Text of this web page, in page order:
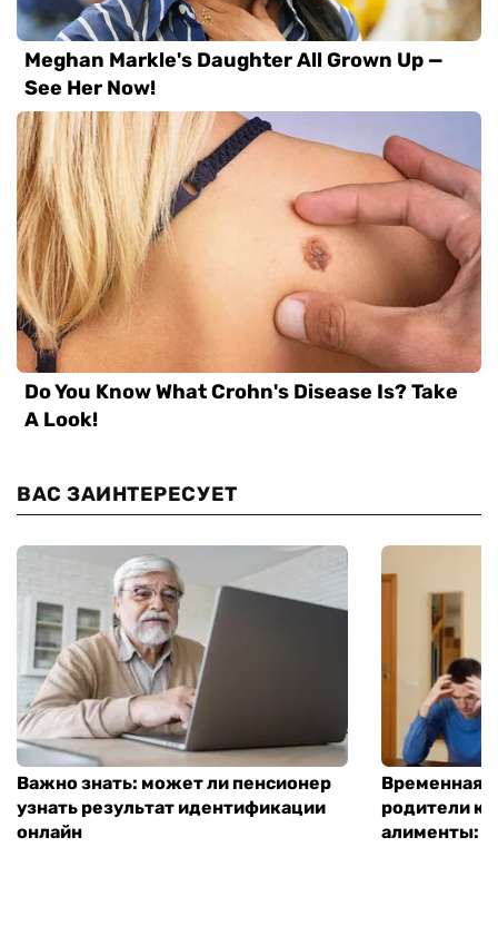
ВАС ЗАИНТЕРЕСУЕТ
Важно знать: может ли пенсионер
узнать результат идентификации
онлайн
Временная
родители
алименты: